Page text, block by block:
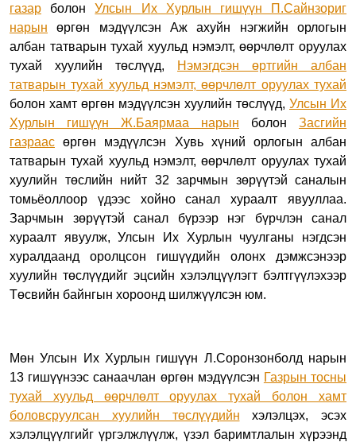
газар болонУлсын Их Хурлын гишүүн
П.Сайнзориг
нарын өргөн мэдүүлсэн Аж ахуйн нэгжийн орлогын
албан татварын тухай хуульд нэмэлт, өөрчлөлт оруулах
тухай хуулийн төслүүд,
Нэмэгдсэн өртгийн албан
татварын тухай хуульд нэмэлт, өөрчлөлт оруулах тухай
болон хамт өргөн мэдүүлсэн хуулийн төслүүд, Улсын Их
Хурлын гишүүн Ж.Баярмаа нарын болон Засгийн
газраас өргөн мэдүүлсэн Хувь хүний орлогын албан
татварын тухай хуульд нэмэлт, өөрчлөлт оруулах тухай
хуулийн төслийн нийт 32 зарчмын зөрүүтэй саналын
томьёоллоор үдээс хойно санал хураалт явууллаа.
Зарчмын зөрүүтэй санал бүрээр нэг бүрчлэн санал
хураалт явуулж, Улсын Их Хурлын чуулганы нэгдсэн
хуралдаанд оролцсон гишүүдийн олонх дэмжсэнээр
хуулийн төслүүдийг эцсийн хэлэлцүүлэгт бэлтгүүлэхээр
Төсвийн байнгын хороонд шилжүүлсэн юм.
Мөн Улсын Их Хурлын гишүүн Л.Соронзонболд нарын
13 гишүүнээс санаачлан өргөн мэдүүлсэн Газрын тосны
тухай хуульд өөрчлөлт оруулах тухай болон хамт
боловсруулсан хуулийн төслүүдийн хэлэлцэх, эсэх
хэлэлцүүлгийг үргэлжлүүлж, үзэл баримтлалын хүрээнд